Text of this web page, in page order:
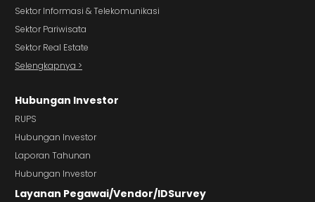
Sektor Informasi & Telekomunikasi
Sektor Pariwisata
Sektor Real Estate
Selengkapnya >
Hubungan Investor
RUPS
Hubungan Investor
Laporan Tahunan
Hubungan Investor
Layanan Pegawai/Vendor/IDSurvey